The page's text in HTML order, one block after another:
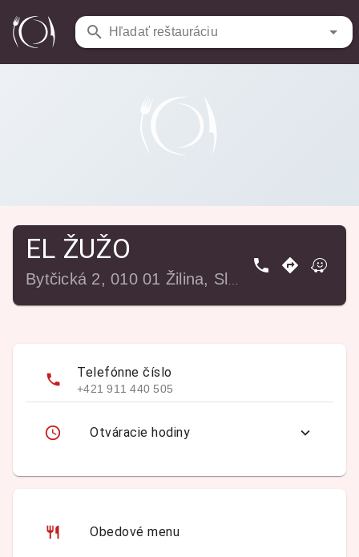
Hľadať reštauráciu
Reštaurácie / EL ŽUŽO
EL ŽUŽO
Telefónne číslo
+421 911 440 505
Otváracie hodiny
Obedové menu